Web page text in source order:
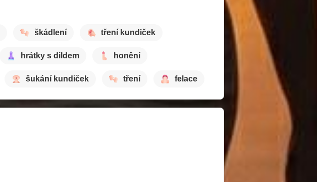
škádlení tření kundiček
hrátky s dildem honění
šukání kundiček tření felace